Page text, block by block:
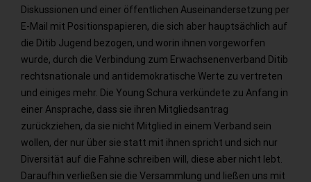
Diskussionen und einer öffentlichen Auseinandersetzung per
E-Mail mit Positionspapieren, die sich aber hauptsächlich auf
die Ditib Jugend bezogen, und worin ihnen vorgeworfen
wurde, durch die Verbindung zum Erwachsenenverband Ditib
rechtsnationale und antidemokratische Werte zu vertreten
und einiges mehr. Die Young Schura verkündete zu Anfang in
einer Ansprache, dass sie ihren Mitgliedsantrag
zurückziehen, da sie nicht Mitglied in einem Verband sein
wollen, der nur über sie statt mit ihnen spricht und sich nur
Diversität auf die Fahne schreiben will, diese aber nicht lebt.
Daraufhin verließen sie die Versammlung und ließen uns mit